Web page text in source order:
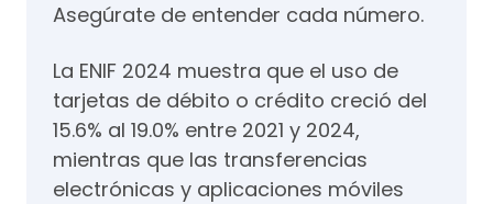
Asegúrate de entender cada número.
La ENIF 2024 muestra que el uso de
tarjetas de débito o crédito creció del
15.6% al 19.0% entre 2021 y 2024,
mientras que las transferencias
electrónicas y aplicaciones móviles